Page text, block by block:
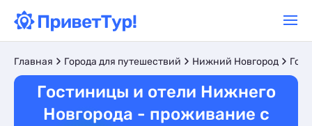
Главная Города для путешествий Нижний Новгород
Гостиницы и отели Нижнего
Новгорода - проживание с